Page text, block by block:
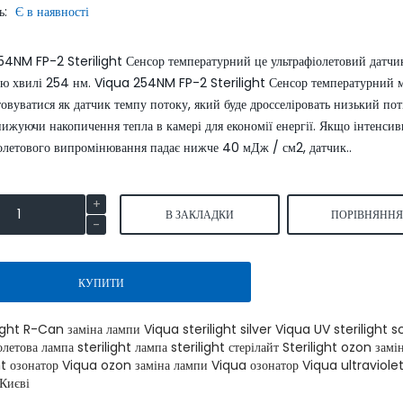
Є в наявності
FP-2 Sterilight Сенсор температурний це ультрафіолетовий
хвилі 254 нм. Viqua 254NM FP-2 Sterilight Сенсор температурний
як датчик темпу потоку, який буде дросселіровать низький
накопичення тепла в камері для економії енергії. Якщо
випромінювання падає нижче 40 мДж / см2, датчик..
В ЗАКЛАДКИ ПОРІВНЯННЯ
КУПИТИ
R-Can заміна лампи Viqua sterilight silver Viqua UV sterilight
лампа sterilight лампа sterilight стерілайт Sterilight ozon
озонатор Viqua ozon заміна лампи Viqua озонатор Viqua ultraviolet
waterboss
54000.00 грн.
45900.00
62400.00 грн.